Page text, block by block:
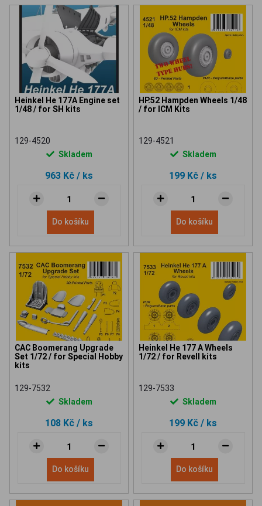
Heinkel He 177A Engine set
1/48 / for SH kits
129-4520
Skladem
963 Kč / ks
Do košíku
HP.52 Hampden Wheels 1/48
/ for ICM Kits
129-4521
Skladem
199 Kč / ks
Do košíku
CAC Boomerang Upgrade
Set 1/72 / for Special Hobby
kits
129-7532
Skladem
108 Kč / ks
Do košíku
Heinkel He 177 A Wheels
1/72 / for Revell kits
129-7533
Skladem
199 Kč / ks
Do košíku